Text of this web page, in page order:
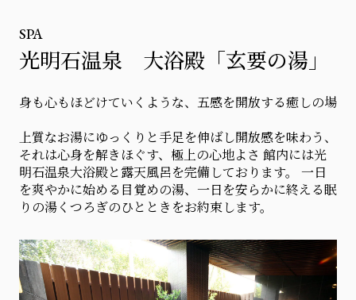
SPA
光明石温泉 大浴殿「玄要の湯」
身も心もほどけていくような、五感を開放する癒しの場
上質なお湯にゆっくりと手足を伸ばし開放感を味わう、
それは心身を解きほぐす、極上の心地よさ 館内には光
明石温泉大浴殿と露天風呂を完備しております。 一日
を爽やかに始める目覚めの湯、一日を安らかに終える眠
りの湯くつろぎのひとときをお約束します。